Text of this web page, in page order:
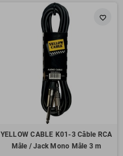
favorite_border
YELLOW CABLE K01-3 Câble RCA
Mâle / Jack Mono Mâle 3 m